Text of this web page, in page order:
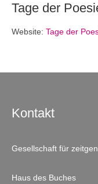
Tage der
Website: Tage der
Kontakt
Gesellschaft für
Haus des Buches